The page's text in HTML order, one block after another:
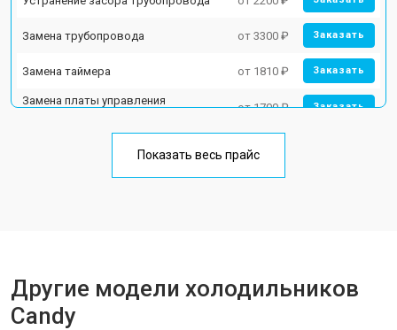
Замена трубопровода от 3300 ₽ Заказать
Замена таймера от 1810 ₽ Заказать
Замена платы управления
от 1700 ₽ Заказать
Ремонт/замена датчика
Замена термостата от 1700 ₽
Замена нагревателя испарителя от 2550 ₽ Заказать
Замена нагревателя оттайки
Показать весь прайс
Другие модели холодильников
Candy